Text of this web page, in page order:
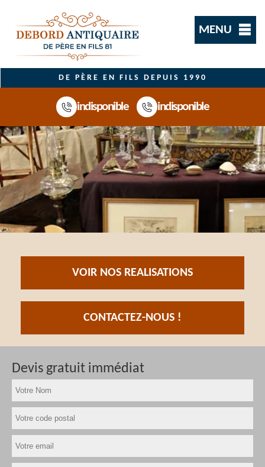
MENU
DE PÈRE EN FILS DEPUIS 1990
indisponible indisponible
VOIR NOS REALISATIONS
CONTACTEZ-NOUS !
Devis gratuit immédiat